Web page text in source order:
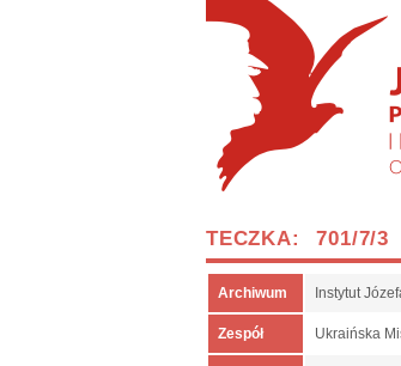
TECZKA: 701/7/3
Archiwum Instytut
Zespół Ukraińska